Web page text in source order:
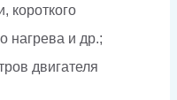
короткого
нагрева и др.;
двигателя